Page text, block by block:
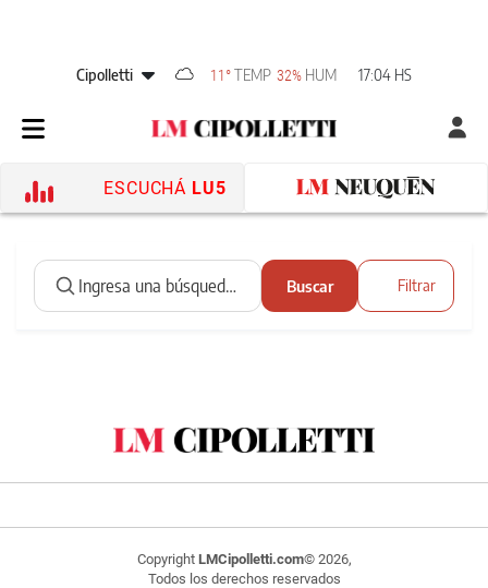
Cipolletti 11° TEMP 32% HUM 17:04 HS
ESCUCHÁ LU5
Buscar Filtrar
Copyright LMCipolletti.com© 2026,
Todos los derechos reservados